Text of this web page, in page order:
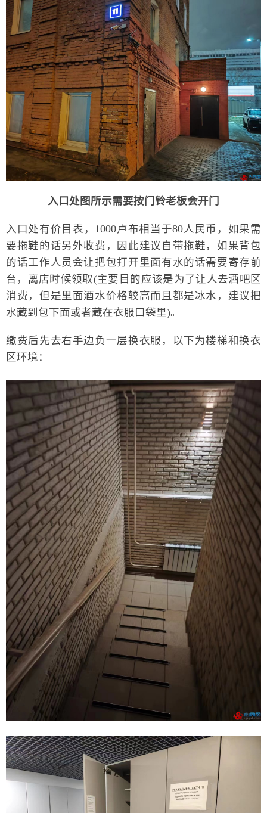
入口处图所示需要按门铃老板会开门
入口处有价目表，1000卢布相当于80人民币，如果需
要拖鞋的话另外收费，因此建议自带拖鞋，如果背包
的话工作人员会让把包打开里面有水的话需要寄存前
台，离店时候领取(主要目的应该是为了让人去酒吧区
消费，但是里面酒水价格较高而且都是冰水，建议把
水藏到包下面或者藏在衣服口袋里)。
缴费后先去右手边负一层换衣服，以下为楼梯和换衣
区环境：